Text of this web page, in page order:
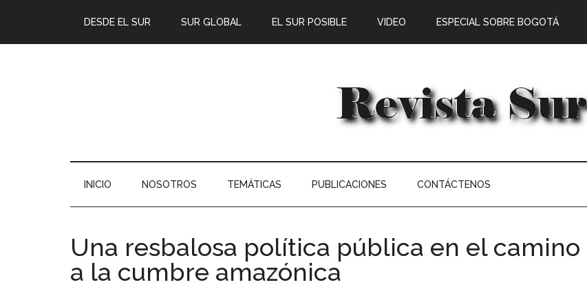
DESDE EL SUR SUR GLOBAL EL SUR POSIBLE VIDEO ESPECIAL SOBRE BOGOTÁ
INICIO NOSOTROS TEMÁTICAS PUBLICACIONES CONTÁCTENOS
Una resbalosa política pública en el camino
a la cumbre amazónica